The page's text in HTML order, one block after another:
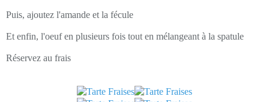
Puis, ajoutez l'amande et la fécule
Et enfin, l'oeuf en plusieurs fois tout en mélangeant à la spatule
Réservez au frais